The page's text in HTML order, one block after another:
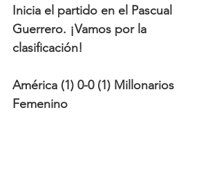
Inicia el partido en el Pascual
Guerrero. ¡Vamos por la
clasificación!
América (1) 0-0 (1) Millonarios
Femenino